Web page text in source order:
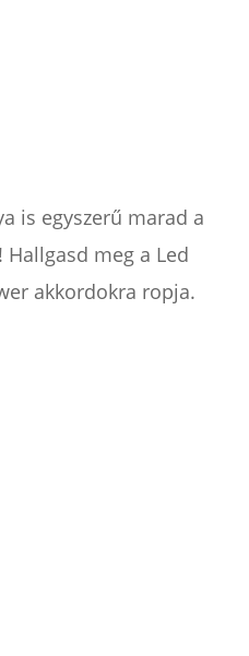
is egyszerű marad a
meg a Led
akkordokra ropja.